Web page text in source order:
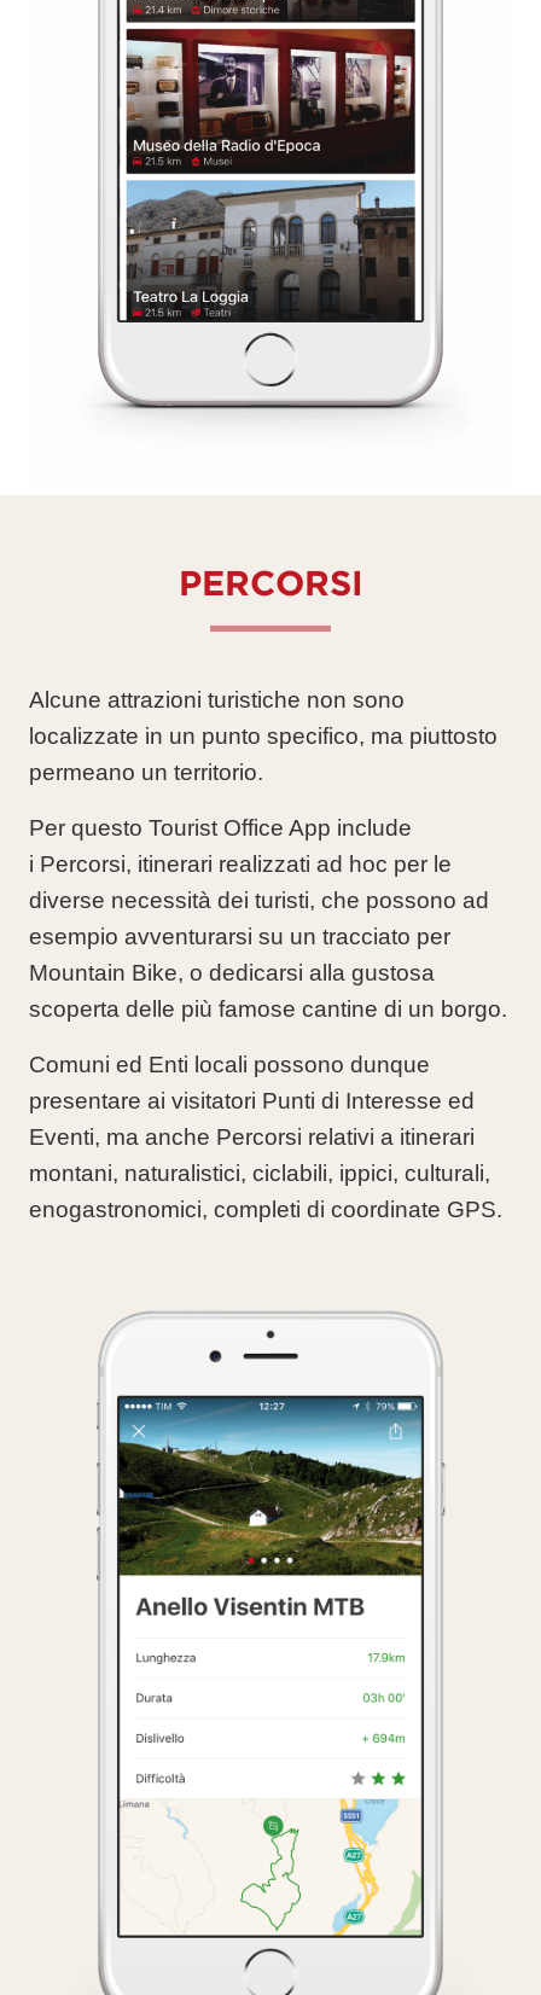
PERCORSI
Alcune attrazioni turistiche non sono
localizzate in un punto specifico, ma piuttosto
permeano un territorio.
Per questo Tourist Office App include
i Percorsi, itinerari realizzati ad hoc per le
diverse necessità dei turisti, che possono ad
esempio avventurarsi su un tracciato per
Mountain Bike, o dedicarsi alla gustosa
scoperta delle più famose cantine di un borgo.
Comuni ed Enti locali possono dunque
presentare ai visitatori Punti di Interesse ed
Eventi, ma anche Percorsi relativi a itinerari
montani, naturalistici, ciclabili, ippici, culturali,
enogastronomici, completi di coordinate GPS.